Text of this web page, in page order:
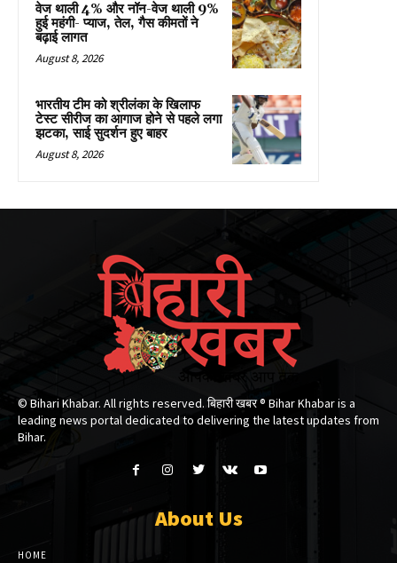
वेज थाली 4% और नॉन-वेज थाली 9%
हुई महंगी- प्याज, तेल, गैस कीमतों ने
बढ़ाई लागत
August 8, 2026
भारतीय टीम को श्रीलंका के खिलाफ
टेस्ट सीरीज का आगाज होने से पहले लगा
झटका, साई सुदर्शन हुए बाहर
August 8, 2026
© Bihari Khabar. All rights reserved. बिहारी खबर ®​ Bihar Khabar is a
leading news portal dedicated to delivering the latest updates from
Bihar.
About Us
HOME